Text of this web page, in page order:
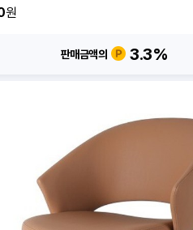
원
판매금액의 3.3%